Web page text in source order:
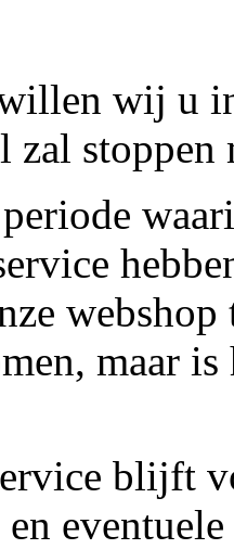
wij u
zal stoppen
maar
blijft